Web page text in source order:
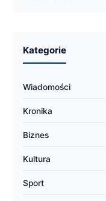
Kategorie
Wiadomości
Kronika
Biznes
Kultura
Sport